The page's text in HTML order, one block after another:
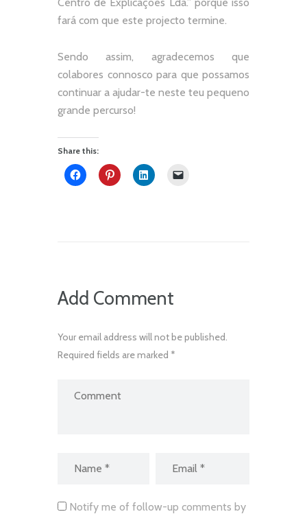
Centro de Explicações Lda.” porque isso
fará com que este projecto termine.
Sendo assim, agradecemos que
colabores connosco para que possamos
continuar a ajudar-te neste teu pequeno
grande percurso!
Share this:
Add Comment
Your email address will not be published.
Required fields are marked *
Notify me of follow-up comments by